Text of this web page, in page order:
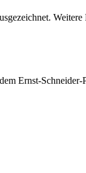
Ernst-